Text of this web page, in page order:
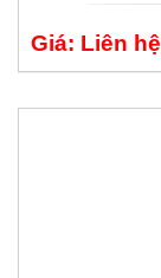
Giá: Liên hệ